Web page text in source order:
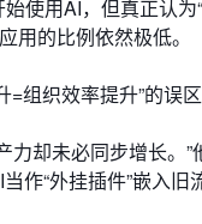
使用AI，但真正认
用的比例依然极低。
组织效率提升”的误区
却未必同步增长。
“外挂插件”嵌入旧